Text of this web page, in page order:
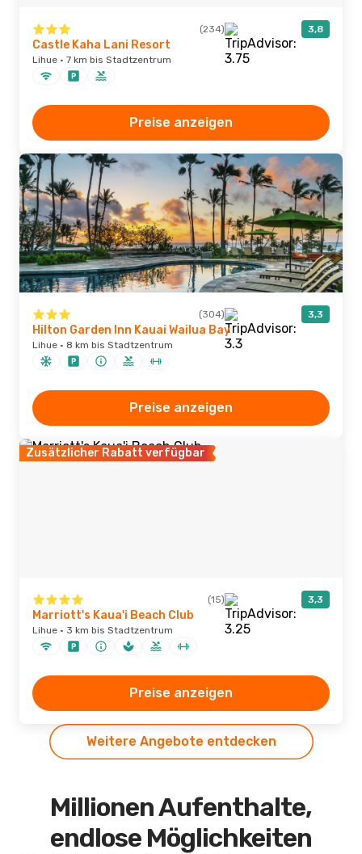
(234) 3,8
Castle Kaha Lani Resort
Lihue · 7 km bis Stadtzentrum
Preise anzeigen
(304) 3,3
Hilton Garden Inn Kauai Wailua Bay
Lihue · 8 km bis Stadtzentrum
Preise anzeigen
Zusätzlicher Rabatt verfügbar
(15) 3,3
Marriott's Kaua'i Beach Club
Lihue · 3 km bis Stadtzentrum
Preise anzeigen
Weitere Angebote entdecken
Millionen Aufenthalte,
endlose Möglichkeiten